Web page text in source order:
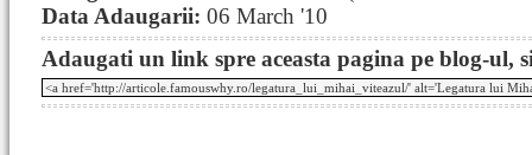
Data Adaugarii: 06 March '10
Adaugati un link spre aceasta pagina pe blog-ul,